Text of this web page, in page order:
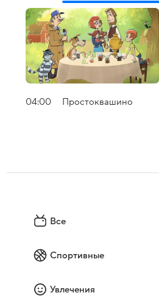
04:00 Простоквашино
Все
Спортивные
Увлечения